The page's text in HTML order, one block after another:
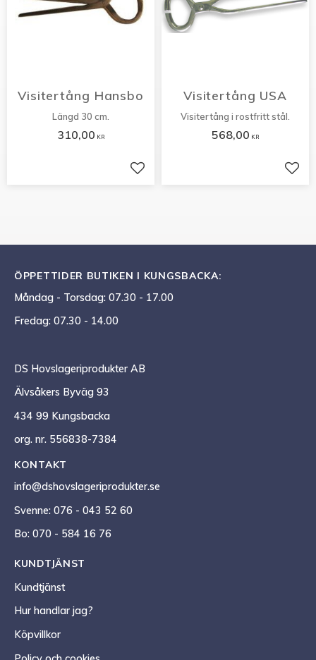
Visitertång Hansbo
Längd 30 cm.
310,00 KR
Lägg till i favoriter
Visitertång USA
Visitertång i rostfritt stål.
568,00 KR
ÖPPETTIDER BUTIKEN I KUNGSBACKA:
Måndag - Torsdag: 07.30 - 17.00
Fredag: 07.30 - 14.00
DS Hovslageriprodukter AB
Älvsåkers Byväg 93
434 99 Kungsbacka
org. nr. 556838-7384
KONTAKT
info@dshovslageriprodukter.se
Svenne: 076 - 043 52 60
Bo: 070 - 584 16 76
KUNDTJÄNST
Kundtjänst
Hur handlar jag?
Köpvillkor